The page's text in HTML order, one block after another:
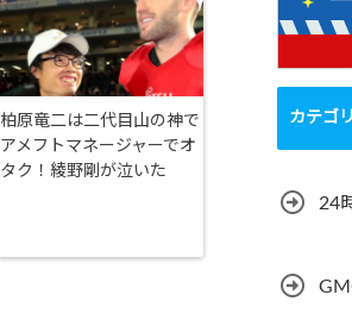
柏原竜二は二代目山の神で
アメフトマネージャーでオ
タク！綾野剛が泣いた
カテゴ
24